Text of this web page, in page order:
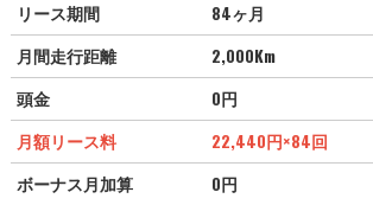
リース期間
84ヶ月
月間走行距離
2,000Km
頭金
0円
月額リース料
22,440円×84回
ボーナス月加算
0円